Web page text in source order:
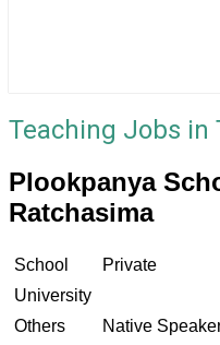
Teaching Jobs in
Plookpanya
Ratchasima
School
Private
University
Others
Native